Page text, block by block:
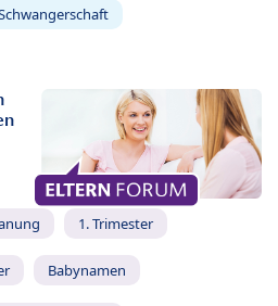
1. Trimester
Babynamen